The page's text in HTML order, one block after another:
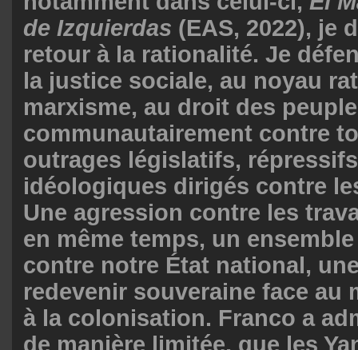
de Izquierdas (EAS, 2022), je
retour à la rationalité. Je
la justice sociale, au noyau
marxisme, au droit des
communautairement contre
outrages législatifs,
idéologiques dirigés contre
Une agression contre les
en même temps, un
contre notre État national,
redevenir souveraine face au
à la colonisation. Franco a
de manière limitée, que les